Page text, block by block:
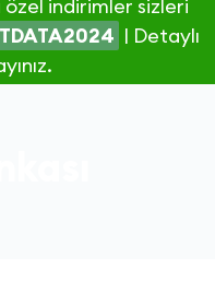
özel indirimler sizleri
TDATA2024 | Detaylı